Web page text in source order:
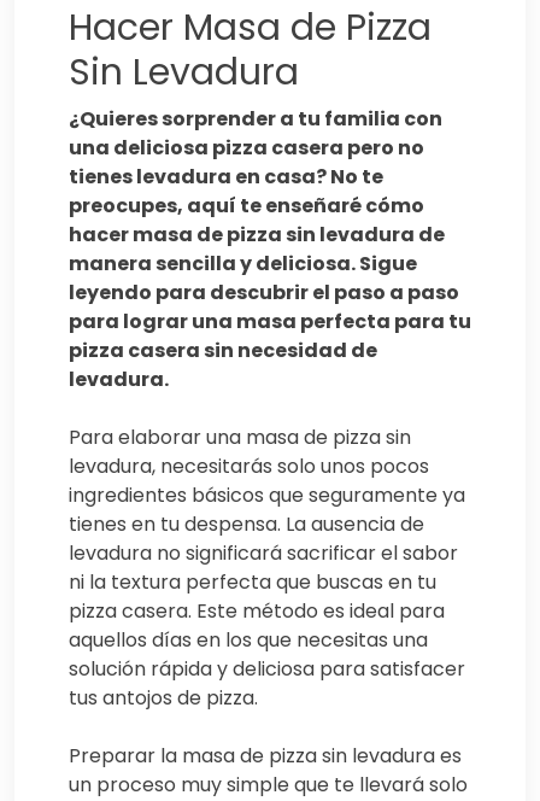
Hacer Masa de Pizza
Sin Levadura
¿Quieres sorprender a tu familia con
una deliciosa pizza casera pero no
tienes levadura en casa? No te
preocupes, aquí te enseñaré cómo
hacer masa de pizza sin levadura de
manera sencilla y deliciosa. Sigue
leyendo para descubrir el paso a paso
para lograr una masa perfecta para tu
pizza casera sin necesidad de
levadura.
Para elaborar una masa de pizza sin
levadura, necesitarás solo unos pocos
ingredientes básicos que seguramente ya
tienes en tu despensa. La ausencia de
levadura no significará sacrificar el sabor
ni la textura perfecta que buscas en tu
pizza casera. Este método es ideal para
aquellos días en los que necesitas una
solución rápida y deliciosa para satisfacer
tus antojos de pizza.
Preparar la masa de pizza sin levadura es
un proceso muy simple que te llevará solo